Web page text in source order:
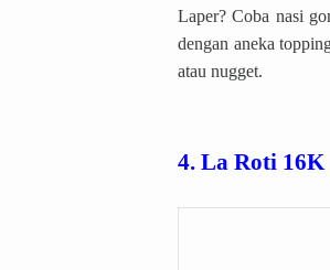
Laper? Coba nasi
dengan aneka
atau nugget.
4. La Roti 16K